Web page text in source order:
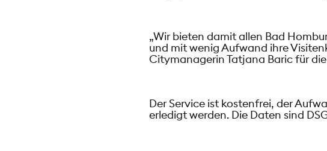
„Wir bieten damit allen Bad
und mit wenig Aufwand ihre
Citymanagerin Tatjana Baric für
Der Service ist kostenfrei, der
erledigt werden. Die Daten sind